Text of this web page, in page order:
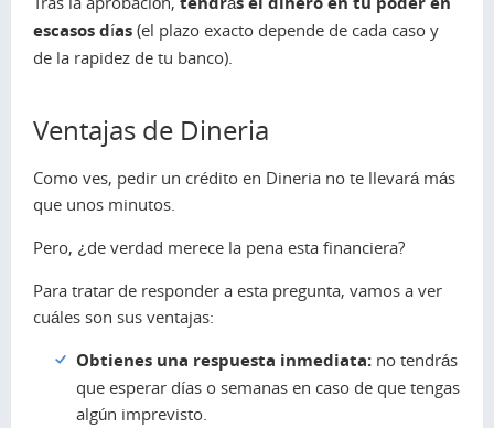
escasos días (el plazo exacto depende de cada caso y
de la rapidez de tu banco).
Ventajas de Dineria
Como ves, pedir un crédito en Dineria no te llevará más
que unos minutos.
Pero, ¿de verdad merece la pena esta financiera?
Para tratar de responder a esta pregunta, vamos a ver
cuáles son sus ventajas:
Obtienes una respuesta inmediata: no tendrás
que esperar días o semanas en caso de que tengas
algún imprevisto.